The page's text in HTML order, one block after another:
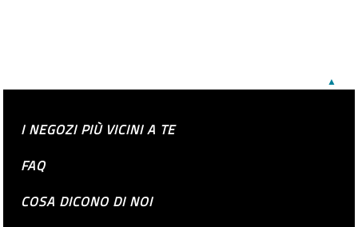
▲
I NEGOZI PIÙ VICINI A TE
FAQ
COSA DICONO DI NOI